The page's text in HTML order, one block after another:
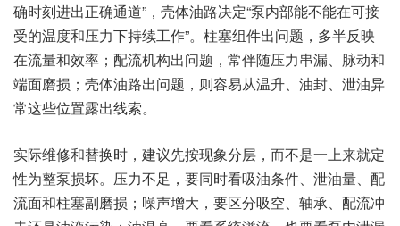
确时刻进出正确通道”，壳体油路决定“泵内部能不能在可接
受的温度和压力下持续工作”。柱塞组件出问题，多半反映
在流量和效率；配流机构出问题，常伴随压力串漏、脉动和
端面磨损；壳体油路出问题，则容易从温升、油封、泄油异
常这些位置露出线索。
实际维修和替换时，建议先按现象分层，而不是一上来就定
性为整泵损坏。压力不足，要同时看吸油条件、泄油量、配
流面和柱塞副磨损；噪声增大，要区分吸空、轴承、配流冲